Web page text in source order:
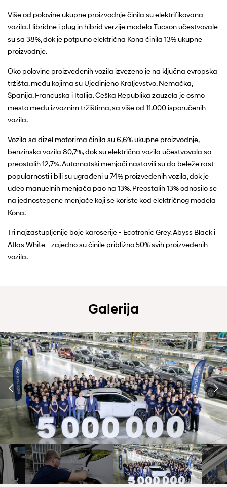
Više od polovine ukupne proizvodnje činila su elektrifikovana
vozila. Hibridne i plug in hibrid verzije modela Tucson učestvovale
su sa 38%, dok je potpuno električna Kona činila 13% ukupne
proizvodnje.
Oko polovine proizvedenih vozila izvezeno je na ključna evropska
tržišta, među kojima su Ujedinjeno Kraljevstvo, Nemačka,
Španija, Francuska i Italija. Češka Republika zauzela je osmo
mesto među izvoznim tržištima, sa više od 11.000 isporučenih
vozila.
Vozila sa dizel motorima činila su 6,6% ukupne proizvodnje,
benzinska vozila 80,7%, dok su električna vozila učestvovala sa
preostalih 12,7%. Automatski menjači nastavili su da beleže rast
popularnosti i bili su ugrađeni u 74% proizvedenih vozila, dok je
udeo manuelnih menjača pao na 13%. Preostalih 13% odnosilo se
na jednostepene menjače koji se koriste kod električnog modela
Kona.
Tri najzastupljenije boje karoserije - Ecotronic Grey, Abyss Black i
Atlas White - zajedno su činile približno 50% svih proizvedenih
vozila.
Galerija